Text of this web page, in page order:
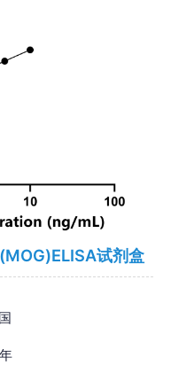
试剂盒